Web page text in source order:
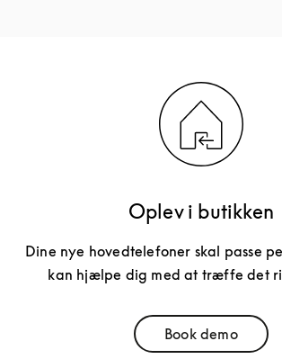
Oplev i butikken
Dine nye hovedtelefoner skal passe
kan hjælpe dig med at træffe det
Book demo
Link Opens